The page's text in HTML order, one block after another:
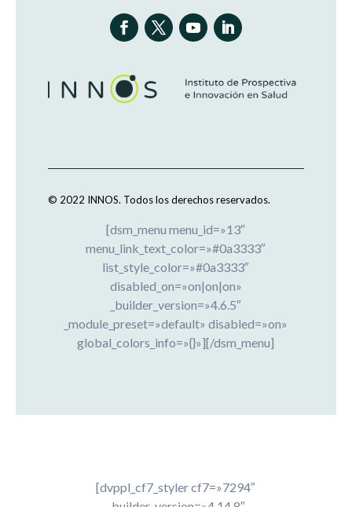
© 2022 INNOS. Todos los derechos reservados.
[dsm_menu menu_id=»13″
menu_link_text_color=»#0a3333″
list_style_color=»#0a3333″
disabled_on=»on|on|on»
_builder_version=»4.6.5″
_module_preset=»default» disabled=»on»
global_colors_info=»{}»][/dsm_menu]
[dvppl_cf7_styler cf7=»7294″